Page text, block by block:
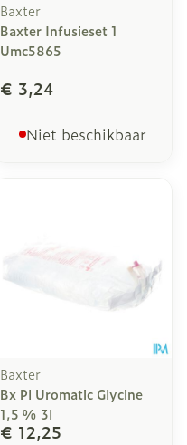
Baxter
Baxter Infusieset 1
Umc5865
€ 3,24
Niet beschikbaar
Baxter
Bx Pl Uromatic Glycine
1,5 % 3l
€ 12,25